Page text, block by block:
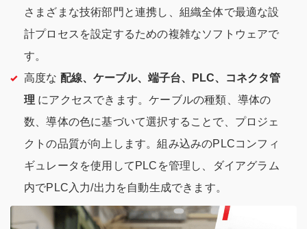
さまざまな技術部門と連携し、組織全体で最適な設
計プロセスを設定するための複雑なソフトウェアで
す。
高度な 配線、ケーブル、端子台、PLC、コネクタ管
理 にアクセスできます。ケーブルの種類、導体の
数、導体の色に基づいて選択することで、プロジェ
クトの品質が向上します。組み込みのPLCコンフィ
ギュレータを使用してPLCを管理し、ダイアグラム
内でPLC入力/出力を自動生成できます。